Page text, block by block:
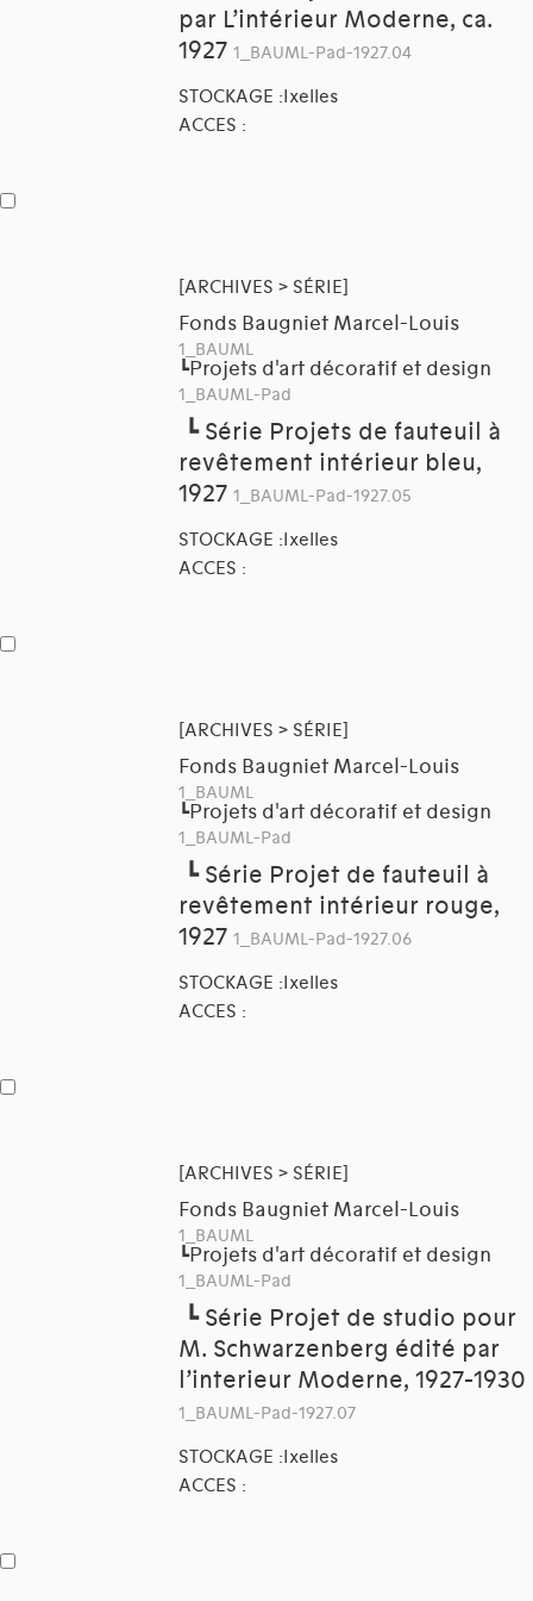
par L’intérieur Moderne, ca.
1927 1_BAUML-Pad-1927.04
STOCKAGE :Ixelles
ACCES :
[ARCHIVES > SÉRIE]
Fonds Baugniet Marcel-Louis
1_BAUML
┗Projets d'art décoratif et design
1_BAUML-Pad
┗ Série Projets de fauteuil à
revêtement intérieur bleu,
1927 1_BAUML-Pad-1927.05
STOCKAGE :Ixelles
ACCES :
[ARCHIVES > SÉRIE]
Fonds Baugniet Marcel-Louis
1_BAUML
┗Projets d'art décoratif et design
1_BAUML-Pad
┗ Série Projet de fauteuil à
revêtement intérieur rouge,
1927 1_BAUML-Pad-1927.06
STOCKAGE :Ixelles
ACCES :
[ARCHIVES > SÉRIE]
Fonds Baugniet Marcel-Louis
1_BAUML
┗Projets d'art décoratif et design
1_BAUML-Pad
┗ Série Projet de studio pour
M. Schwarzenberg édité par
l’interieur Moderne, 1927-1930
1_BAUML-Pad-1927.07
STOCKAGE :Ixelles
ACCES :